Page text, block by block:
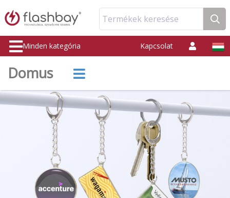
Termékek keresése
Minden kategória Kapcsolat
Domus